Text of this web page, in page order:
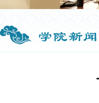
学院新闻